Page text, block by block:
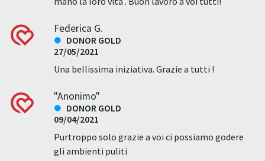
Federica G.
DONOR GOLD
27/05/2021
Una bellissima iniziativa. Grazie a tutti !
"Anonimo"
DONOR GOLD
09/04/2021
Purtroppo solo grazie a voi ci possiamo godere
gli ambienti puliti